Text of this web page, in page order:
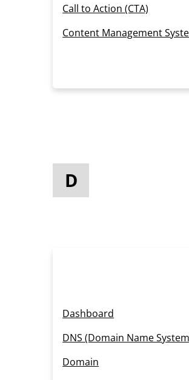
Call to Action (CTA)
Content Management
D
Dashboard
DNS (Domain Name
Domain